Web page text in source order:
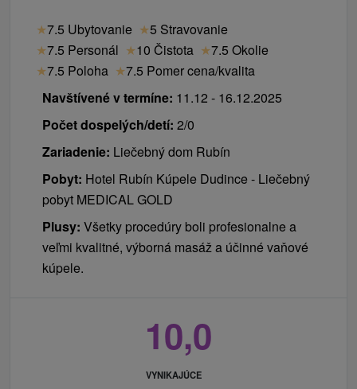
★7.5 Ubytovanie ★5 Stravovanie
★7.5 Personál ★10 Čistota ★7.5 Okolie
★7.5 Poloha ★7.5 Pomer cena/kvalita
Navštívené v termíne: 11.12 - 16.12.2025
Počet dospelých/detí: 2/0
Zariadenie: Liečebný dom Rubín
Pobyt: Hotel Rubín Kúpele Dudince - Liečebný
pobyt MEDICAL GOLD
Plusy: Všetky procedúry boli profesionalne a
veľmi kvalitné, výborná masáž a účinné vaňové
kúpele.
10,0
VYNIKAJÚCE